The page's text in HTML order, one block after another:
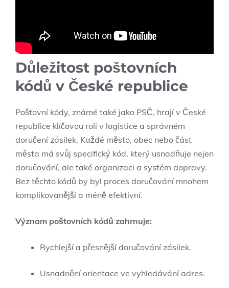
Důležitost poštovních
kódů v ⁢České⁢ republice
Poštovní kódy,⁢ známé také jako PSČ, hrají v České‌
republice klíčovou roli v logistice‍ a správném
‍doručení zásilek. Každé město, obec nebo část
města má svůj specifický⁢ kód, který usnadňuje nejen
​doručování, ale také organizaci a systém dopravy.
Bez těchto kódů by byl⁤ proces‌ doručování mnohem
⁤komplikovanější a méně efektivní.
Význam poštovních kódů​ zahrnuje:
Rychlejší a ⁣přesnější doručování zásilek.
Usnadnění orientace ve vyhledávání adres.